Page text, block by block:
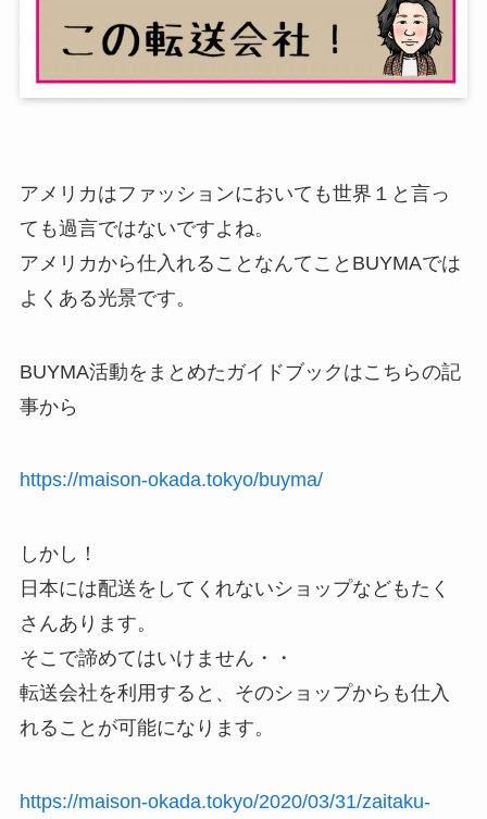
アメリカはファッションにおいても世界１と言っ
ても過言ではないですよね。
アメリカから仕入れることなんてことBUYMAでは
よくある光景です。
BUYMA活動をまとめたガイドブックはこちらの記
事から
https://maison-okada.tokyo/buyma/
しかし！
日本には配送をしてくれないショップなどもたく
さんあります。
そこで諦めてはいけません・・
転送会社を利用すると、そのショップからも仕入
れることが可能になります。
https://maison-okada.tokyo/2020/03/31/zaitaku-